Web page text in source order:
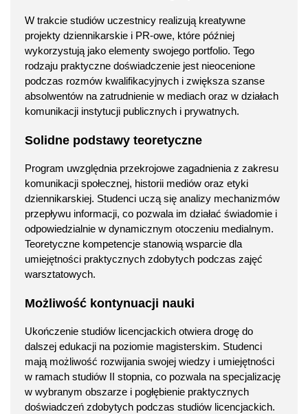
W trakcie studiów uczestnicy realizują kreatywne
projekty dziennikarskie i PR-owe, które później
wykorzystują jako elementy swojego portfolio. Tego
rodzaju praktyczne doświadczenie jest nieocenione
podczas rozmów kwalifikacyjnych i zwiększa szanse
absolwentów na zatrudnienie w mediach oraz w działach
komunikacji instytucji publicznych i prywatnych.
Solidne podstawy teoretyczne
Program uwzględnia przekrojowe zagadnienia z zakresu
komunikacji społecznej, historii mediów oraz etyki
dziennikarskiej. Studenci uczą się analizy mechanizmów
przepływu informacji, co pozwala im działać świadomie i
odpowiedzialnie w dynamicznym otoczeniu medialnym.
Teoretyczne kompetencje stanowią wsparcie dla
umiejętności praktycznych zdobytych podczas zajęć
warsztatowych.
Możliwość kontynuacji nauki
Ukończenie studiów licencjackich otwiera drogę do
dalszej edukacji na poziomie magisterskim. Studenci
mają możliwość rozwijania swojej wiedzy i umiejętności
w ramach studiów II stopnia, co pozwala na specjalizację
w wybranym obszarze i pogłębienie praktycznych
doświadczeń zdobytych podczas studiów licencjackich.